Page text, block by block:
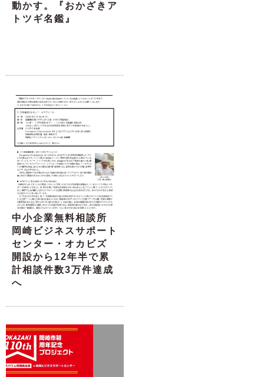
動かす。『おかざきア
トツギ名鑑』
中小企業無料相談所
岡崎ビジネスサポート
センター・オカビズ
開設から12年半で累
計相談件数3万件達成
へ